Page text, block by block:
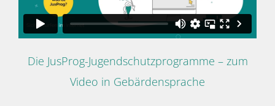
Die JusProg-Jugendschutzprogramme – zum
Video in Gebärdensprache